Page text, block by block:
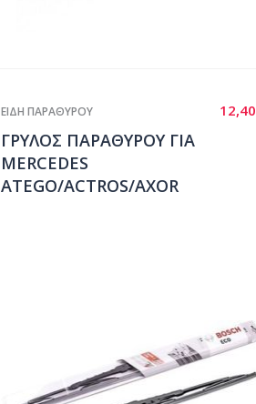
12,40
ΕΙΔΗ ΠΑΡΑΘΥΡΟΥ
ΓΡΥΛΟΣ ΠΑΡΑΘΥΡΟΥ ΓΙΑ
MERCEDES
ATEGO/ACTROS/AXOR